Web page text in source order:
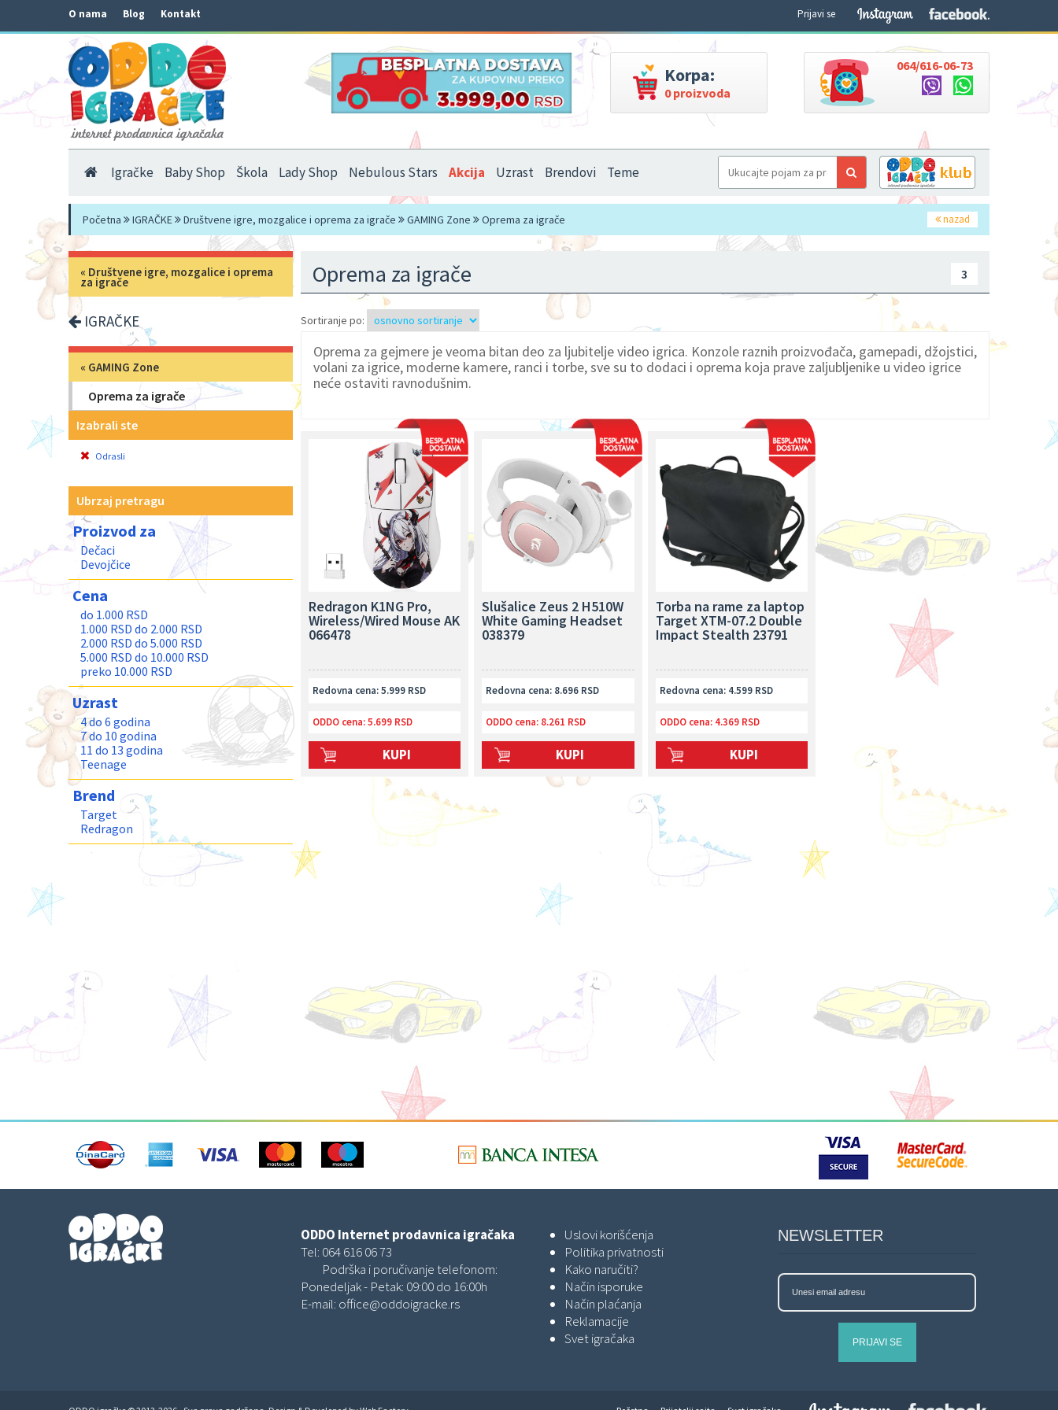
O nama Blog Kontakt Prijavi se
Korpa:
0 proizvoda
064/616-06-73
Igračke Baby Shop Škola Lady Shop Nebulous Stars Akcija Uzrast Brendovi Teme
Početna IGRAČKE Društvene igre, mozgalice i oprema za igrače GAMING Zone Oprema za igrače nazad
« Društvene igre, mozgalice i oprema
za igrače
IGRAČKE
« GAMING Zone
Oprema za igrače
Izabrali ste
Odrasli
Ubrzaj pretragu
Proizvod za
Dečaci
Devojčice
Cena
do 1.000 RSD
1.000 RSD do 2.000 RSD
2.000 RSD do 5.000 RSD
5.000 RSD do 10.000 RSD
preko 10.000 RSD
Uzrast
4 do 6 godina
7 do 10 godina
11 do 13 godina
Teenage
Brend
Target
Redragon
Oprema za igrače 3
Sortiranje po:
Oprema za gejmere je veoma bitan deo za ljubitelje video igrica. Konzole raznih proizvođača, gamepadi, džojstici,
volani za igrice, moderne kamere, ranci i torbe, sve su to dodaci i oprema koja prave zaljubljenike u video igrice
neće ostaviti ravnodušnim.
Redragon K1NG Pro,
Wireless/Wired Mouse AK
066478
Redovna cena: 5.999 RSD
ODDO cena:5.699 RSD
KUPI
Slušalice Zeus 2 H510W
White Gaming Headset
038379
Redovna cena: 8.696 RSD
ODDO cena: 8.261 RSD
KUPI
Torba na rame za laptop
Target XTM-07.2 Double
Impact Stealth 23791
Redovna cena: 4.599 RSD
ODDO cena:4.369 RSD
KUPI
ODDO Internet prodavnica igračaka
Tel: 064 616 06 73
Podrška i poručivanje telefonom:
Ponedeljak - Petak: 09:00 do 16:00h
E-mail: office@oddoigracke.rs
Uslovi korišćenja
Politika privatnosti
Kako naručiti?
Način isporuke
Način plaćanja
Reklamacije
Svet igračaka
NEWSLETTER
PRIJAVI SE